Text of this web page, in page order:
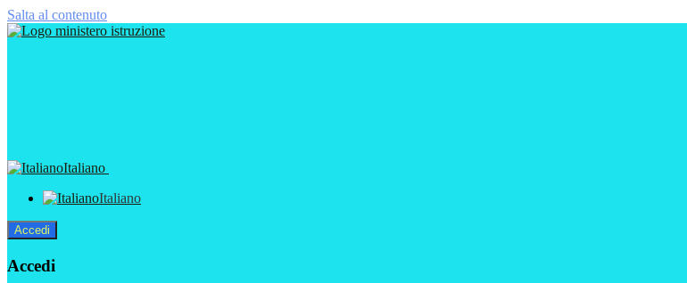
Salta al contenuto
Italiano
Italiano
Accedi
Accedi